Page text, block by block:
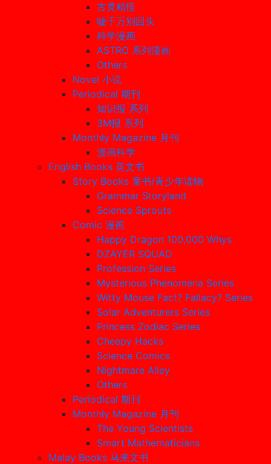
古灵精怪
嘘千万别回头
科学漫画
ASTRO 系列漫画
Others
Novel 小说
Periodical 期刊
知识报 系列
3M报 系列
Monthly Magazine 月刊
漫画科学
English Books 英文书
Story Books 童书/青少年读物
Grammar Storyland
Science Sprouts
Comic 漫画
Happy Dragon 100,000 Whys
DZAYER SQUAD
Profession Series
Mysterious Phenomena Series
Witty Mouse Fact? Fallacy? Series
Solar Adventurers Series
Princess Zodiac Series
Cheepy Hacks
Science Comics
Nightmare Alley
Others
Periodical 期刊
Monthly Magazine 月刊
The Young Scientists
Smart Mathematicians
Malay Books 马来文书